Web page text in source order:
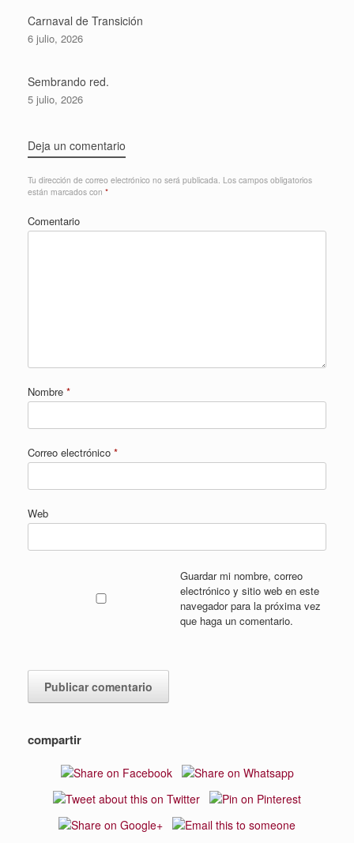
Carnaval de Transición
6 julio, 2026
Sembrando red.
5 julio, 2026
Deja un comentario
Tu dirección de correo electrónico no será publicada. Los campos obligatorios
están marcados con *
Comentario
Nombre *
Correo electrónico *
Web
Guardar mi nombre, correo
electrónico y sitio web en este
navegador para la próxima vez
que haga un comentario.
compartir